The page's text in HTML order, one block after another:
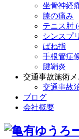
坐骨神経
膝の痛み
テニス肘
シンスプ
ばね指
手根管症
腱鞘炎
交通事故施術メ
交通事故
ブログ
会社概要